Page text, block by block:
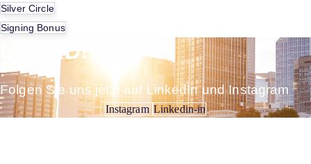
Silver Circle
Signing Bonus
LWYRD!
Folgen Sie uns jetzt auf LinkedIn und Instagram
Instagram Linkedin-in